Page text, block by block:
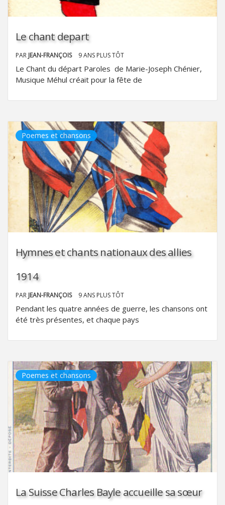
Le chant depart
PAR JEAN-FRANÇOIS 9 ANS PLUS TÔT
Le Chant du départ Paroles de Marie-Joseph Chénier,
Musique Méhul créait pour la fête de
Poemes et chansons
Hymnes et chants nationaux des allies
1914
PAR JEAN-FRANÇOIS 9 ANS PLUS TÔT
Pendant les quatre années de guerre, les chansons ont
été très présentes, et chaque pays
Poemes et chansons
La Suisse Charles Bayle accueille sa sœur